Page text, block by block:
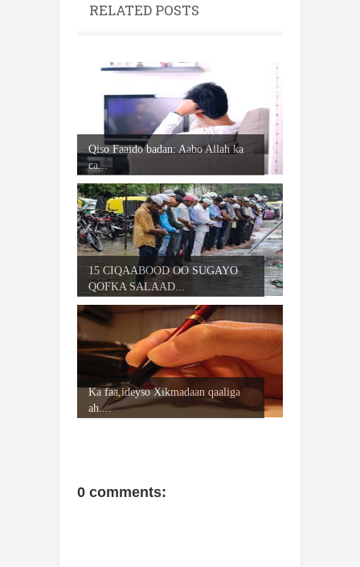
RELATED POSTS
Qiso Faaido badan: Aabo Allah ka
ca...
15 CIQAABOOD OO SUGAYO
QOFKA SALAAD...
Ka faa,ideyso Xikmadaan qaaliga
ah....
0 comments: